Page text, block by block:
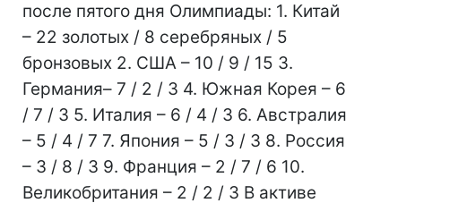
после пятого дня Олимпиады: 1. Китай
– 22 золотых / 8 серебряных / 5
бронзовых 2. США – 10 / 9 / 15 3.
Германия– 7 / 2 / 3 4. Южная Корея – 6
/ 7 / 3 5. Италия – 6 / 4 / 3 6. Австралия
– 5 / 4 / 7 7. Япония – 5 / 3 / 3 8. Россия
– 3 / 8 / 3 9. Франция – 2 / 7 / 6 10.
Великобритания – 2 / 2 / 3 В активе